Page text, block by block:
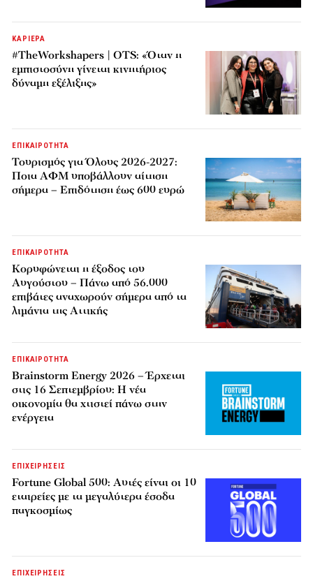
ΚΑΡΙΕΡΑ
#TheWorkshapers | OTS: «Όταν η
εμπιστοσύνη γίνεται κινητήριος
δύναμη εξέλιξης»
ΕΠΙΚΑΙΡΟΤΗΤΑ
Τουρισμός για Όλους 2026-2027:
Ποια ΑΦΜ υποβάλλουν αίτηση
σήμερα – Επιδότηση έως 600 ευρώ
ΕΠΙΚΑΙΡΟΤΗΤΑ
Κορυφώνεται η έξοδος του
Αυγούστου – Πάνω από 56.000
επιβάτες αναχωρούν σήμερα από τα
λιμάνια της Αττικής
ΕΠΙΚΑΙΡΟΤΗΤΑ
Brainstorm Energy 2026 – Έρχεται
στις 16 Σεπτεμβρίου: Η νέα
οικονομία θα χτιστεί πάνω στην
ενέργεια
ΕΠΙΧΕΙΡΗΣΕΙΣ
Fortune Global 500: Αυτές είναι οι 10
εταιρείες με τα μεγαλύτερα έσοδα
παγκοσμίως
ΕΠΙΧΕΙΡΗΣΕΙΣ